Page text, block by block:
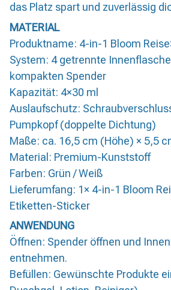
das Platz spart und zuverlässig
MATERIAL
Produktname: 4-in-1 Bloom
System: 4 getrennte
kompakten Spender
Kapazität: 4×30 ml
Auslaufschutz:
Pumpkopf (doppelte Dichtung)
Maße: ca. 16,5 cm (Höhe) × 5,5
Material: Premium-Kunststoff
Farben: Grün / Weiß
Lieferumfang: 1× 4-in-1 Bloom
Etiketten-Sticker
ANWENDUNG
Öffnen: Spender öffnen und
entnehmen.
Befüllen: Gewünschte Produkte